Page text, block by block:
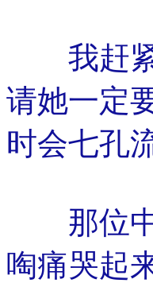
我赶紧
请她一定
时会七孔
那位中
啕痛哭起